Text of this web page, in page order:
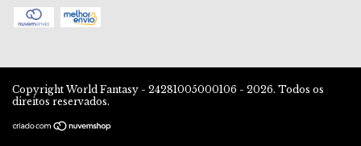
Copyright World Fantasy - 24281005000106 - 2026. Todos os
direitos reservados.